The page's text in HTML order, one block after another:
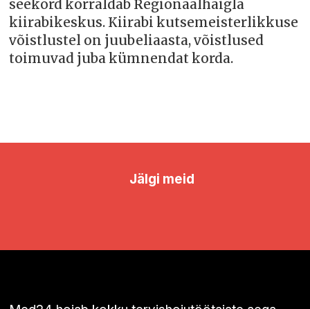
seekord korraldab Regionaalhaigla
kiirabikeskus. Kiirabi kutsemeisterlikkuse
võistlustel on juubeliaasta, võistlused
toimuvad juba kümnendat korda.
Jälgi meid